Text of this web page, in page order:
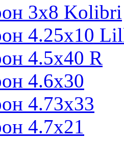
3x8 Kolibri
4.25x10
4.5x40 R
4.6x30
4.73x33
4.7x21